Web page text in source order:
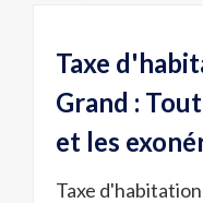
Taxe
Grand :
et les
Taxe